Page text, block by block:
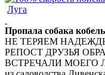
Луга
Пропала собака
НЕ ТЕРЯЕМ
РЕПОСТ ДРУЗЬЯ
ВСТРЕЧАЛИ МОЕГО